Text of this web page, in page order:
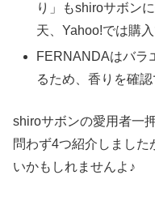
り」もshiroサボン
天、Yahoo!では購
FERNANDAはバラ
るため、香りを確
shiroサボンの愛用者一
問わず4つ紹介しまし
いかもしれませんよ♪